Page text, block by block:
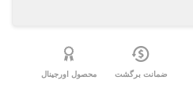
ضمانت برگشت محصول اورجینال